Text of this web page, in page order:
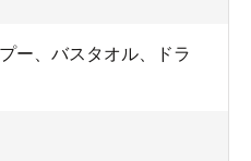
ー バスタオル
ドラ